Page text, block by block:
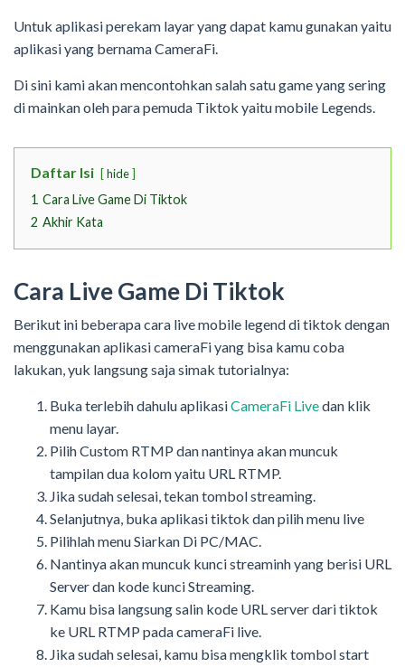
Untuk aplikasi perekam layar yang dapat kamu gunakan yaitu
aplikasi yang bernama CameraFi.
Di sini kami akan mencontohkan salah satu game yang sering
di mainkan oleh para pemuda Tiktok yaitu mobile Legends.
Daftar Isi hide
1 Cara Live Game Di Tiktok
2 Akhir Kata
Cara Live Game Di Tiktok
Berikut ini beberapa cara live mobile legend di tiktok dengan
menggunakan aplikasi cameraFi yang bisa kamu coba
lakukan, yuk langsung saja simak tutorialnya:
Buka terlebih dahulu aplikasiCameraFi Livedan klik
menu layar.
Pilih Custom RTMP dan nantinya akan muncuk
tampilan dua kolom yaitu URL RTMP.
Jika sudah selesai, tekan tombol streaming.
Selanjutnya, buka aplikasi tiktok dan pilih menu live
Pilihlah menu Siarkan Di PC/MAC.
Nantinya akan muncuk kunci streaminh yang berisi URL
Server dan kode kunci Streaming.
Kamu bisa langsung salin kode URL server dari tiktok
ke URL RTMP pada cameraFi live.
Jika sudah selesai, kamu bisa mengklik tombol start